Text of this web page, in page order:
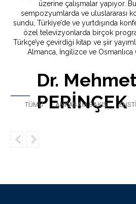
üzerine çalışmalar yapıyor.
sempozyumlarda ve uluslararası
sundu, Türkiye’de ve yurtdışında
özel televizyonlarda birçok
Türkçe’ye çevirdiği kitap ve şiir
Almanca, İngilizce ve Osmanlıca
Dr.
PERİNÇEK
TÜMÜ ANKASAM BAKIŞ